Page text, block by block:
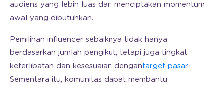
audiens yang lebih luas dan menciptakan momentum
awal yang dibutuhkan.
Pemilihan influencer sebaiknya tidak hanya
berdasarkan jumlah pengikut, tetapi juga tingkat
keterlibatan dan kesesuaian dengantarget pasar.
Sementara itu, komunitas dapat membantu